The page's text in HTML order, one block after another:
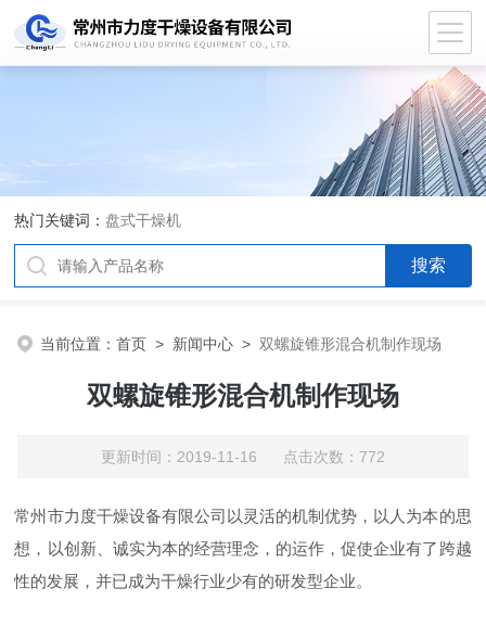
热门关键词： 盘式干燥机
当前位置：首页 > 新闻中心 >双螺旋锥形混合机制作现场
双螺旋锥形混合机制作现场
更新时间：2019-11-16 点击次数：772
常州市力度干燥设备有限公司以灵活的机制优势，以人为本的思
想，以创新、诚实为本的经营理念，的运作，促使企业有了跨越
性的发展，并已成为干燥行业少有的研发型企业。